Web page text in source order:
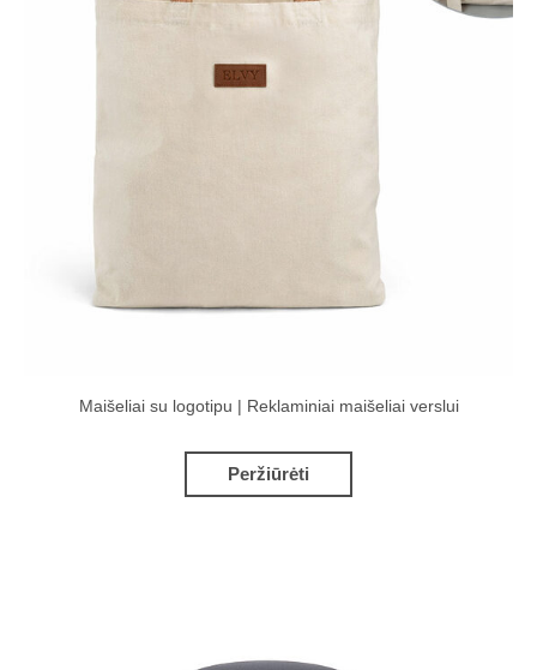
Maišeliai su logotipu | Reklaminiai maišeliai verslui
Peržiūrėti